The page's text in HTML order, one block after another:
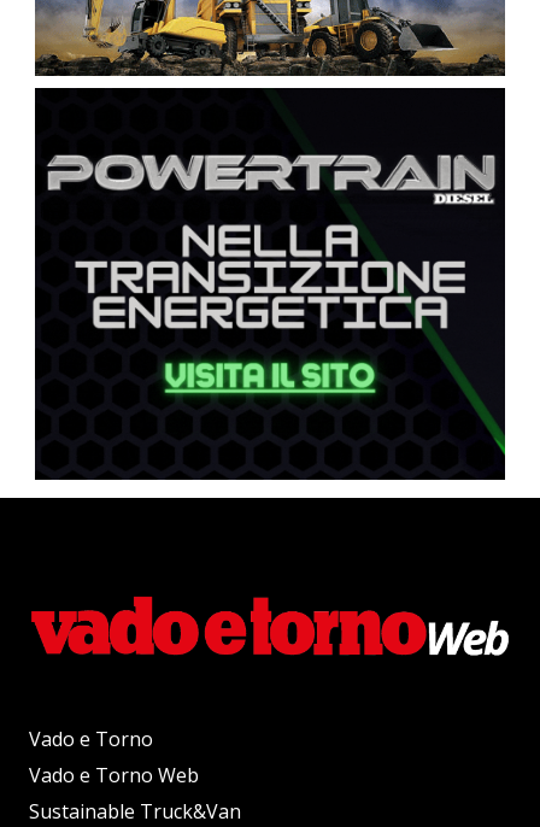
Vado e Torno
Vado e Torno Web
Sustainable Truck&Van